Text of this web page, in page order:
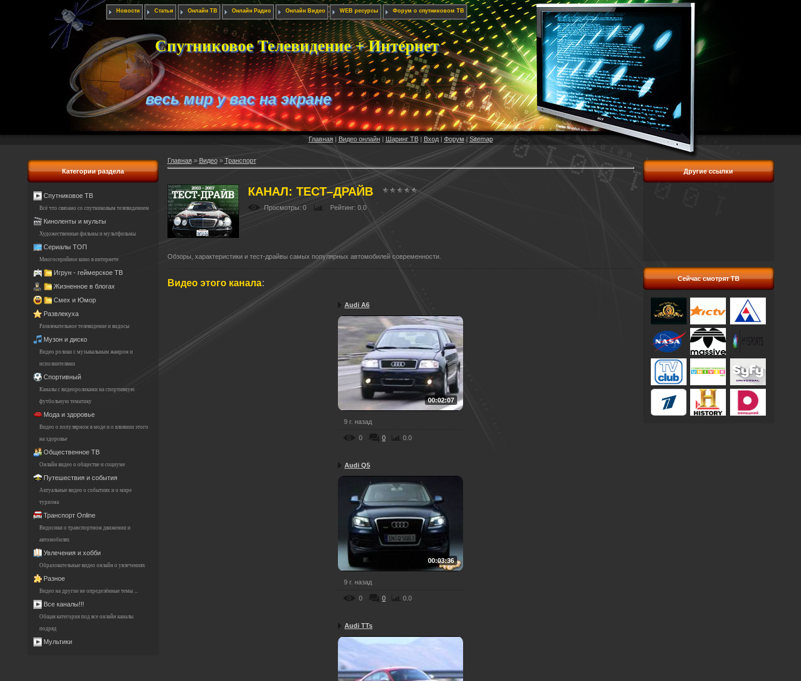
Новости Статьи Онлайн ТВ Онлайн Радио Онлайн Видео WEB ресурсы Форум о спутниковом ТВ
Спутниковое Телевидение + Интернет
весь мир у вас на экране
Главная| Видео онлайн| Шаринг ТВ| Вход| Форум| Sitemap
Категории раздела
Спутниковое ТВ
Всё что связано со спутниковым телевидением
Киноленты и мульты
Художественные фильмы и мультфильмы
Сериалы ТОП
Многосерийное кино в интернете
Игрун - геймерское ТВ
Жизненное в блогах
Смех и Юмор
Развлекуха
Развлекательное телевидение и видосы
Музон и диско
Видео ролики с музыкальным жанром и
исполнителями
Спортивный
Каналы с видеороликами на спортивную
футбольную тематику
Мода и здоровье
Видео о популярном в моде и о влиянии этого
на здоровье
Общественное ТВ
Онлайн видео о обществе и социуме
Путешествия и события
Актуальные видео о событиях и о мире
туризма
Транспорт Online
Видосики о транспортном движении и
автомобилях
Увлечения и хобби
Образовательные видео онлайн о увлечениях
Разное
Видео на другие не определённые темы ...
Все каналы!!!
Общая категория под все онлайн каналы
подряд
Мультики
Главная» Видео» Транспорт
КАНАЛ: ТЕСТ–ДРАЙВ
Просмотры: 0 Рейтинг: 0.0
Обзоры, характеристики и тест-драйвы самых популярных автомобилей современности.
Видео этого канала:
Audi A6
00:02:07
9 г. назад
0 0 0.0
Audi Q5
00:03:36
9 г. назад
0 0 0.0
Audi TTs
Другие ссылки
Сейчас смотрят ТВ